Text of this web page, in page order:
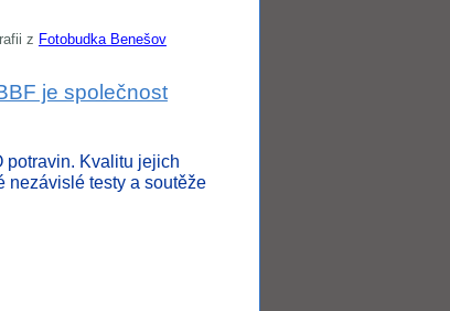
z Fotobudka Benešov
je společnost
potravin. Kvalitu jejich
nezávislé testy a soutěže